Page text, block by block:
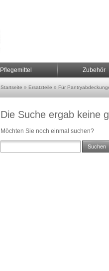
Pflegemittel Zubehör
Startseite » Ersatzteile » Für
Die Suche ergab keine
Möchten Sie noch einmal suchen?
Suchen